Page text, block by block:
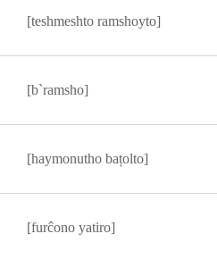
[teshmeshto ramshoyto]
[b`ramsho]
[haymonutho bațolto]
[furĉono yatiro]